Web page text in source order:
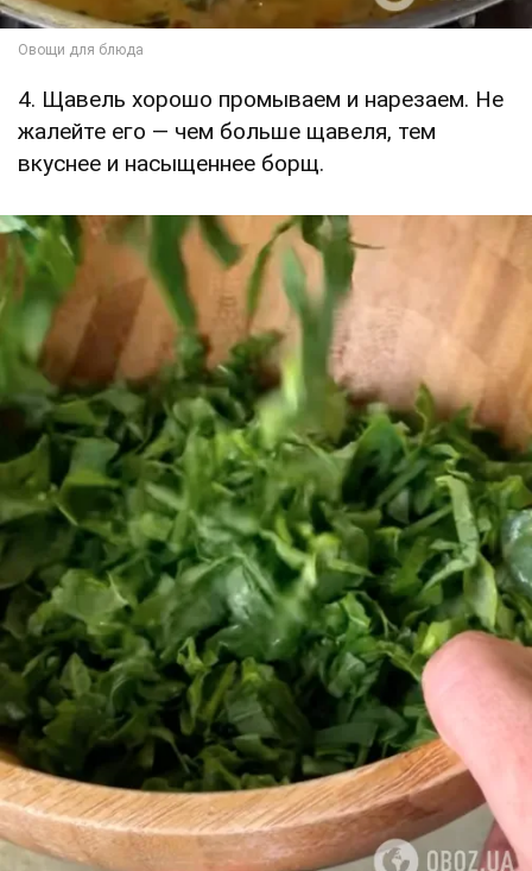
4. Щавель хорошо промываем и нарезаем. Не
жалейте его — чем больше щавеля, тем
вкуснее и насыщеннее борщ.